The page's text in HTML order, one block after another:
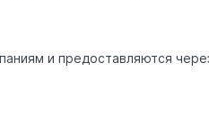
и предоставляются